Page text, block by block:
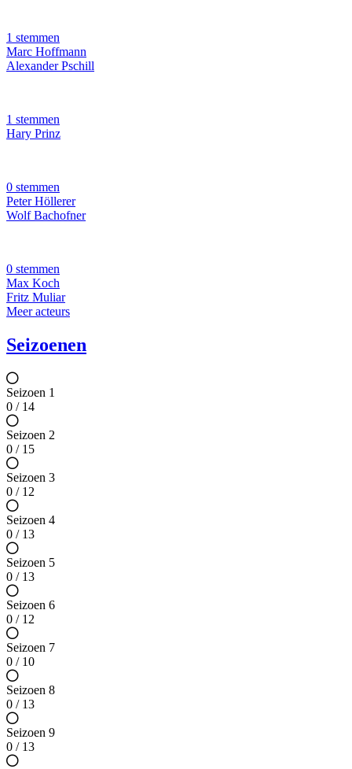
1 stemmen
Marc Hoffmann
Alexander Pschill
1 stemmen
Hary Prinz
0 stemmen
Peter Höllerer
Wolf Bachofner
0 stemmen
Max Koch
Fritz Muliar
Meer acteurs
Seizoenen
Seizoen 1
0 / 14
Seizoen 2
0 / 15
Seizoen 3
0 / 12
Seizoen 4
0 / 13
Seizoen 5
0 / 13
Seizoen 6
0 / 12
Seizoen 7
0 / 10
Seizoen 8
0 / 13
Seizoen 9
0 / 13